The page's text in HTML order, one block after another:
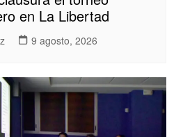
en La Libertad
9 agosto, 2026